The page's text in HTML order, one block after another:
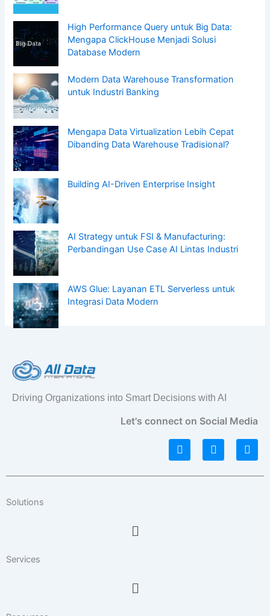
High Performance Query untuk Big Data:
Mengapa ClickHouse Menjadi Solusi
Database Modern
Modern Data Warehouse Transformation
untuk Industri Banking
Mengapa Data Virtualization Lebih Cepat
Dibanding Data Warehouse Tradisional?
Building AI-Driven Enterprise Insight
AI Strategy untuk FSI & Manufacturing:
Perbandingan Use Case AI Lintas Industri
AWS Glue: Layanan ETL Serverless untuk
Integrasi Data Modern
Driving Organizations into Smart Decisions with AI
Let's connect on Social Media
L
i
n
k
I
n
s
t
F
a
c
e
Solutions
Menu
Services
Menu